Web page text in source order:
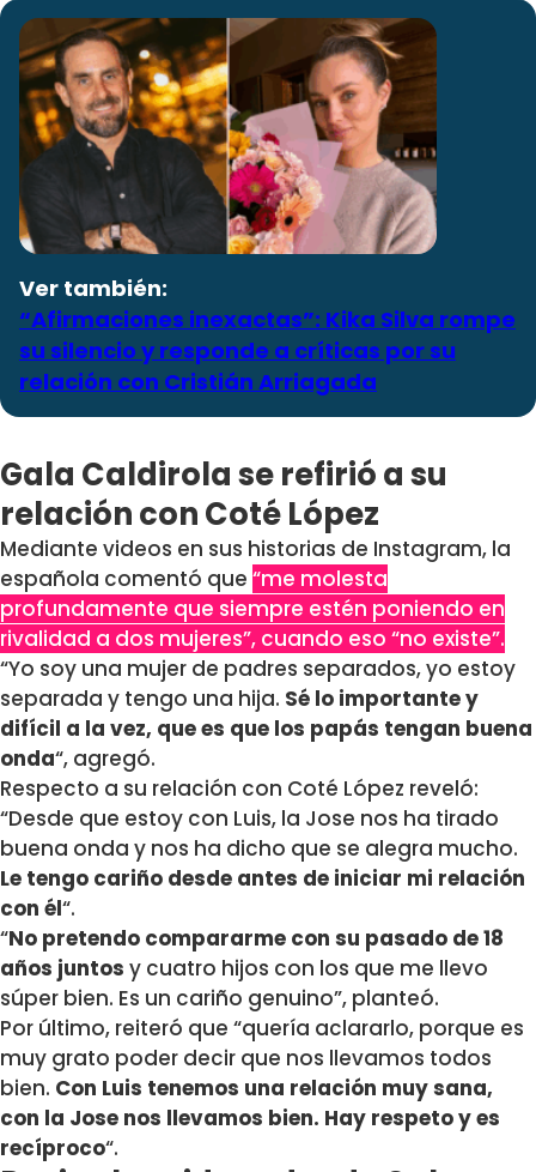
Ver también:
“Afirmaciones inexactas”: Kika Silva rompe
su silencio y responde a críticas por su
relación con Cristián Arriagada
Gala Caldirola se refirió a su
relación con Coté López
Mediante videos en sus historias de Instagram, la
española comentó que “me molesta
profundamente que siempre estén poniendo en
rivalidad a dos mujeres”, cuando eso “no existe”.
“Yo soy una mujer de padres separados, yo estoy
separada y tengo una hija. Sé lo importante y
difícil a la vez, que es que los papás tengan buena
onda“, agregó.
Respecto a su relación con Coté López reveló:
“Desde que estoy con Luis, la Jose nos ha tirado
buena onda y nos ha dicho que se alegra mucho.
Le tengo cariño desde antes de iniciar mi relación
con él“.
“No pretendo compararme con su pasado de 18
años juntos y cuatro hijos con los que me llevo
súper bien. Es un cariño genuino”, planteó.
Por último, reiteró que “quería aclararlo, porque es
muy grato poder decir que nos llevamos todos
bien. Con Luis tenemos una relación muy sana,
con la Jose nos llevamos bien. Hay respeto y es
recíproco“.